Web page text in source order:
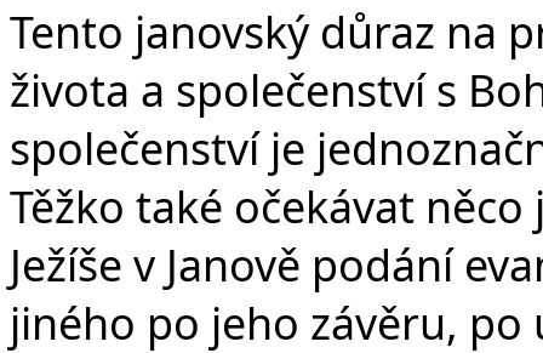
Tento janovský důraz na
života a společenství s
společenství je
Těžko také očekávat
Ježíše v Janově podání
jiného po jeho závěru, po